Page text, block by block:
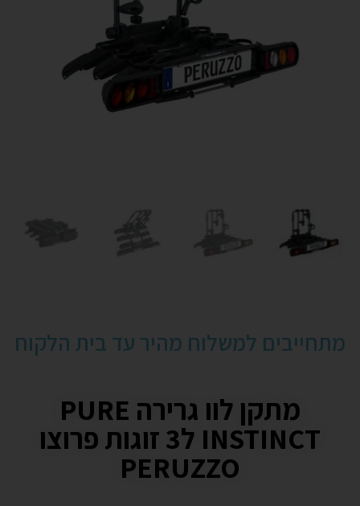
מתקן לוו גרירה PURE
INSTINCT ל3 זוגות פרוצו
PERUZZO
מתחייבים למשלוח מהיר עד בית הלקוח